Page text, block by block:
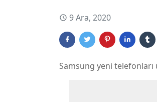
9 Ara, 2020
Samsung yeni telefonları